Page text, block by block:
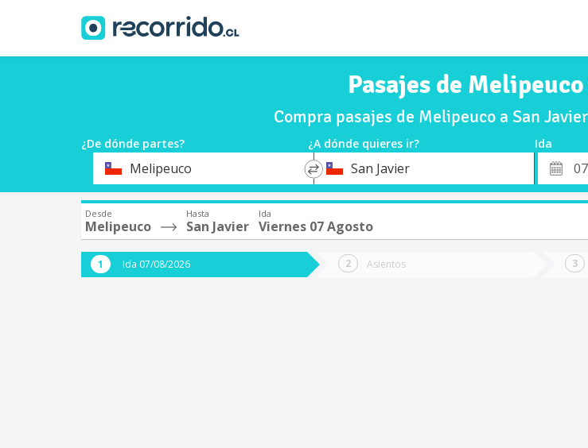
Pasajes de
Compra pasajes de Melipeuco a San
¿De dónde partes? ¿A dónde quieres ir? Ida
OrigenMelipeuco
*
DestinoSan Javier
Fecha
de
Desde
Melipeuco
Hasta
San Javier
Ida
Viernes 07 Agosto
Ida 07/08/2026 Asientos